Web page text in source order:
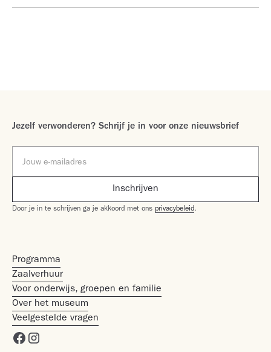
Programma
Zaalverhuur
Voor onderwijs, groepen en familie
Over het museum
Veelgestelde vragen
Jezelf verwonderen? Schrijf je in voor onze nieuwsbrief
Door je in te schrijven ga je akkoord met ons privacybeleid.